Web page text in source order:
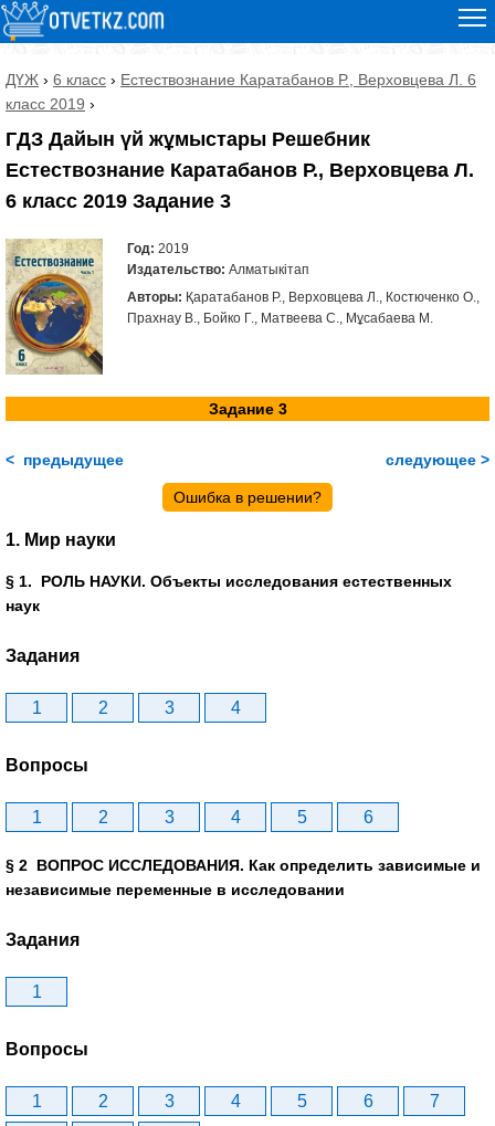
ДҮЖ › 6 класс › Естествознание Каратабанов Р., Верховцева Л. 6
класс 2019 ›
ГДЗ Дайын үй жұмыстары Решебник
Естествознание Каратабанов Р., Верховцева Л.
6 класс 2019 Задание 3
Год: 2019
Издательство: Алматыкітап
Авторы: Қаратабанов Р., Верховцева Л., Костюченко О.,
Прахнау В., Бойко Г., Матвеева С., Мұсабаева М.
Задание 3
< предыдущее следующее >
Ошибка в решении?
1. Мир науки
§ 1. РОЛЬ НАУКИ. Объекты исследования естественных
наук
Задания
1 2 3 4
Вопросы
1 2 3 4 5 6
§ 2 ВОПРОС ИССЛЕДОВАНИЯ. Как определить зависимые и
независимые переменные в исследовании
Задания
1
Вопросы
1 2 3 4 5 6
7